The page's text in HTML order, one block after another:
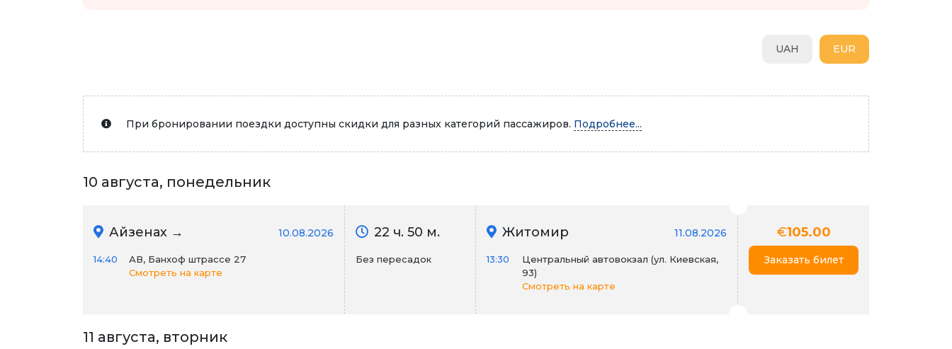
EUR
UAH
При бронировании поездки доступны скидки для разных категорий пассажиров. Подробнее...
10 августа, понедельник
Айзенах → 10.08.2026
14:40
АВ, Банхоф штрассе 27
Смотреть на карте
22 ч. 50 м.
Без пересадок
Житомир 11.08.2026
13:30
Центральный автовокзал (ул. Киевская,
93)
Смотреть на карте
€105.00
Заказать билет
11 августа, вторник